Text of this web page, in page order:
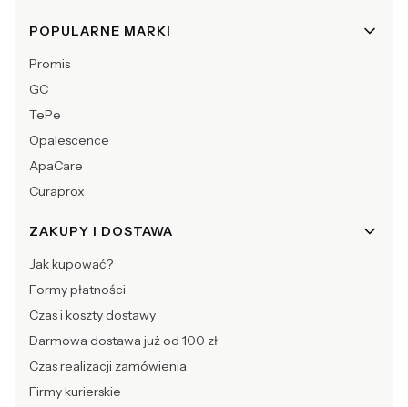
POPULARNE MARKI
Promis
GC
TePe
Opalescence
ApaCare
Curaprox
ZAKUPY I DOSTAWA
Jak kupować?
Formy płatności
Czas i koszty dostawy
Darmowa dostawa już od 100 zł
Czas realizacji zamówienia
Firmy kurierskie